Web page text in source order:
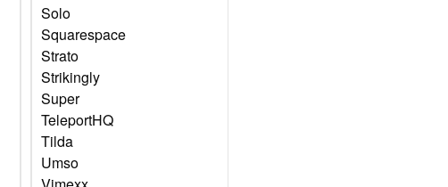
Solo
Squarespace
Strato
Strikingly
Super
TeleportHQ
Tilda
Umso